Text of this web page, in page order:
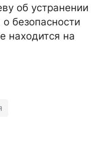
об устранении
безопасности
находится на